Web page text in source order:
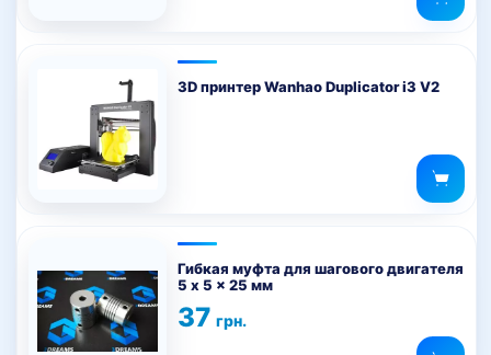
3D принтер Wanhao Duplicator i3 V2
Гибкая муфта для шагового двигателя
5 x 5 x 25 мм
37 грн.